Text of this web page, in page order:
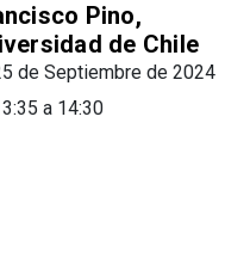
Pino,
de Chile
de Septiembre de 2024
a 14:30